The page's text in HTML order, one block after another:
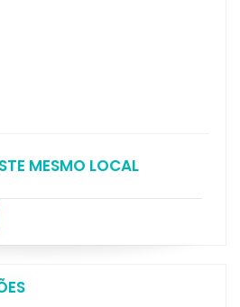
MESMO LOCAL